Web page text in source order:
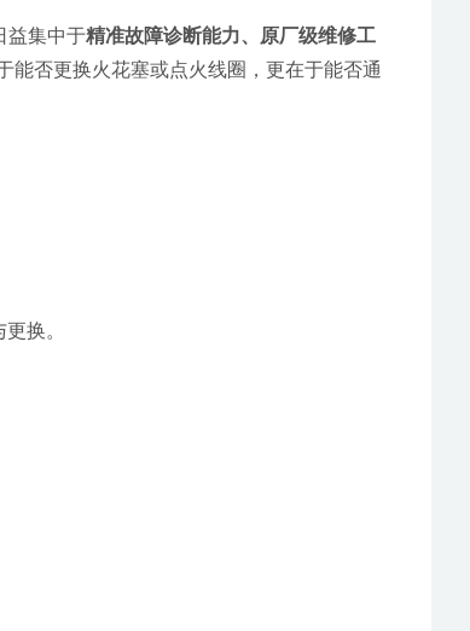
益集中于
精准故障诊断能力、原厂级维修工
能否更换火花塞或点火线圈，更在于能否通
换。